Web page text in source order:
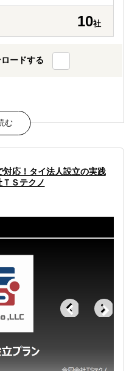
10社
ードする
不要で、海外の消費の現場
後のミーティングも実施
備をしたい
対応！タイ法人設立の実践
Ｓテクノ